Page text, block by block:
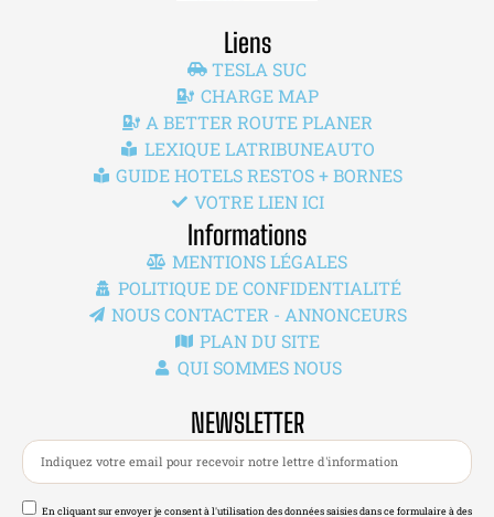
Liens
TESLA SUC
CHARGE MAP
A BETTER ROUTE PLANER
LEXIQUE LATRIBUNEAUTO
GUIDE HOTELS RESTOS + BORNES
VOTRE LIEN ICI
Informations
MENTIONS LÉGALES
POLITIQUE DE CONFIDENTIALITÉ
NOUS CONTACTER - ANNONCEURS
PLAN DU SITE
QUI SOMMES NOUS
NEWSLETTER
En cliquant sur envoyer je consent à l'utilisation des données saisies dans ce formulaire à des